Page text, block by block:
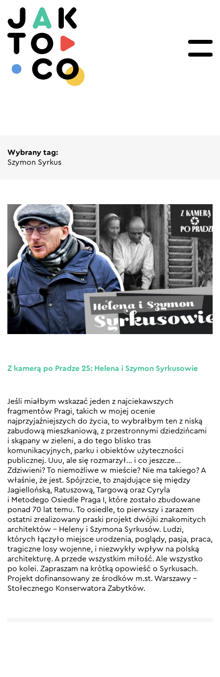
Wybrany tag:
Szymon Syrkus
Z kamerą po Pradze 25: Helena i Szymon Syrkusowie
Jeśli miałbym wskazać jeden z najciekawszych
fragmentów Pragi, takich w mojej ocenie
najprzyjaźniejszych do życia, to wybrałbym ten z niską
zabudową mieszkaniową, z przestronnymi dziedzińcami
i skąpany w zieleni, a do tego blisko tras
komunikacyjnych, parku i obiektów użyteczności
publicznej. Uuu, ale się rozmarzył… i co jeszcze…
Zdziwieni? To niemożliwe w mieście? Nie ma takiego? A
właśnie, że jest. Spójrzcie, to znajdujące się między
Jagiellońską, Ratuszową, Targową oraz Cyryla
i Metodego Osiedle Praga I, które zostało zbudowane
ponad 70 lat temu. To osiedle, to pierwszy i zarazem
ostatni zrealizowany praski projekt dwójki znakomitych
architektów – Heleny i Szymona Syrkusów. Ludzi,
których łączyło miejsce urodzenia, poglądy, pasja, praca,
tragiczne losy wojenne, i niezwykły wpływ na polską
architekturę. A przede wszystkim miłość. Ale wszystko
po kolei. Zapraszam na krótką opowieść o Syrkusach.
Projekt dofinansowany ze środków m.st. Warszawy –
Stołecznego Konserwatora Zabytków.